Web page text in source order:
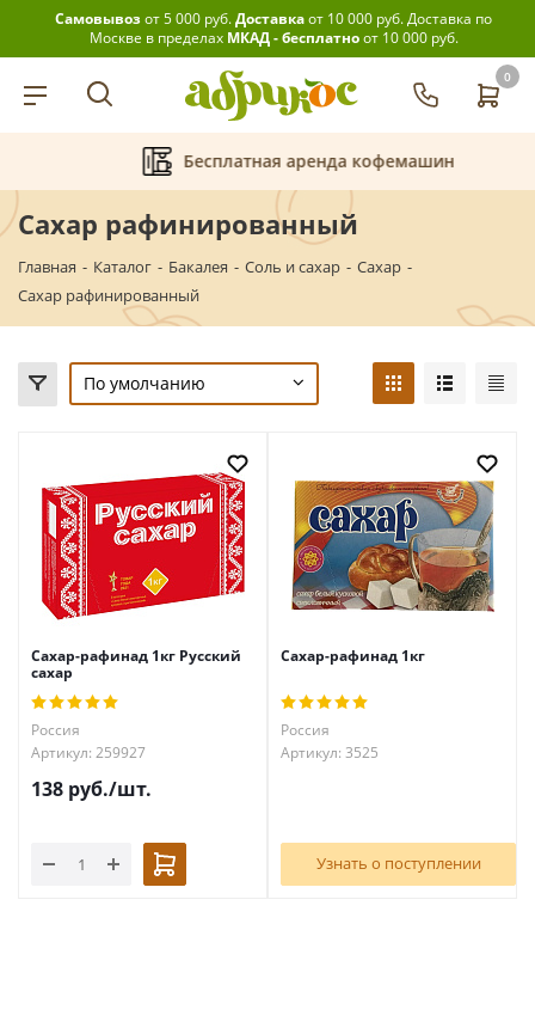
Самовывозот 5 000 руб.Доставкаот 10 000 руб.Доставка по
Москве в пределах МКАД - бесплатноот 10 000 руб.
0
Бесплатная аренда кофемашин
Сахар рафинированный
Главная - Каталог - Бакалея - Соль и сахар - Сахар -
Сахар рафинированный
По умолчанию
Сахар-рафинад 1кг Русский
сахар
Россия
Артикул: 259927
138 руб./шт.
Сахар-рафинад 1кг
Россия
Артикул: 3525
Узнать о поступлении